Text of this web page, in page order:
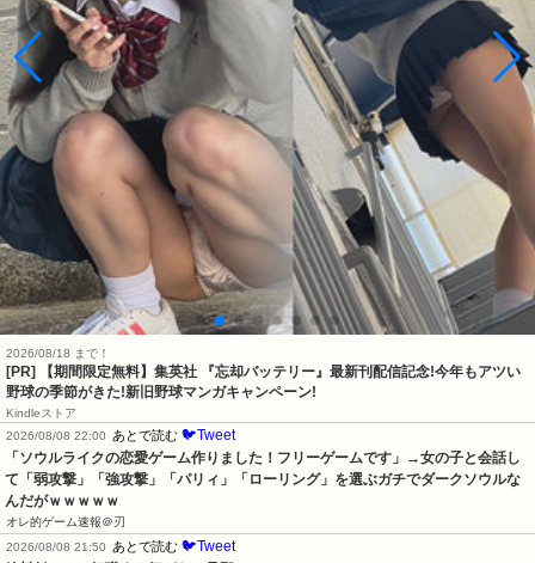
2026/08/18 まで！
[PR] 【期間限定無料】集英社 『忘却バッテリー』最新刊配信記念!今年もアツい
野球の季節がきた!新旧野球マンガキャンペーン!
Kindleストア
2026/08/08 22:00
あとで読む 🐦Tweet
「ソウルライクの恋愛ゲーム作りました！フリーゲームです」→女の子と会話し
て「弱攻撃」「強攻撃」「パリィ」「ローリング」を選ぶガチでダークソウルな
んだがｗｗｗｗｗ
オレ的ゲーム速報＠刃
2026/08/08 21:50
あとで読む 🐦Tweet